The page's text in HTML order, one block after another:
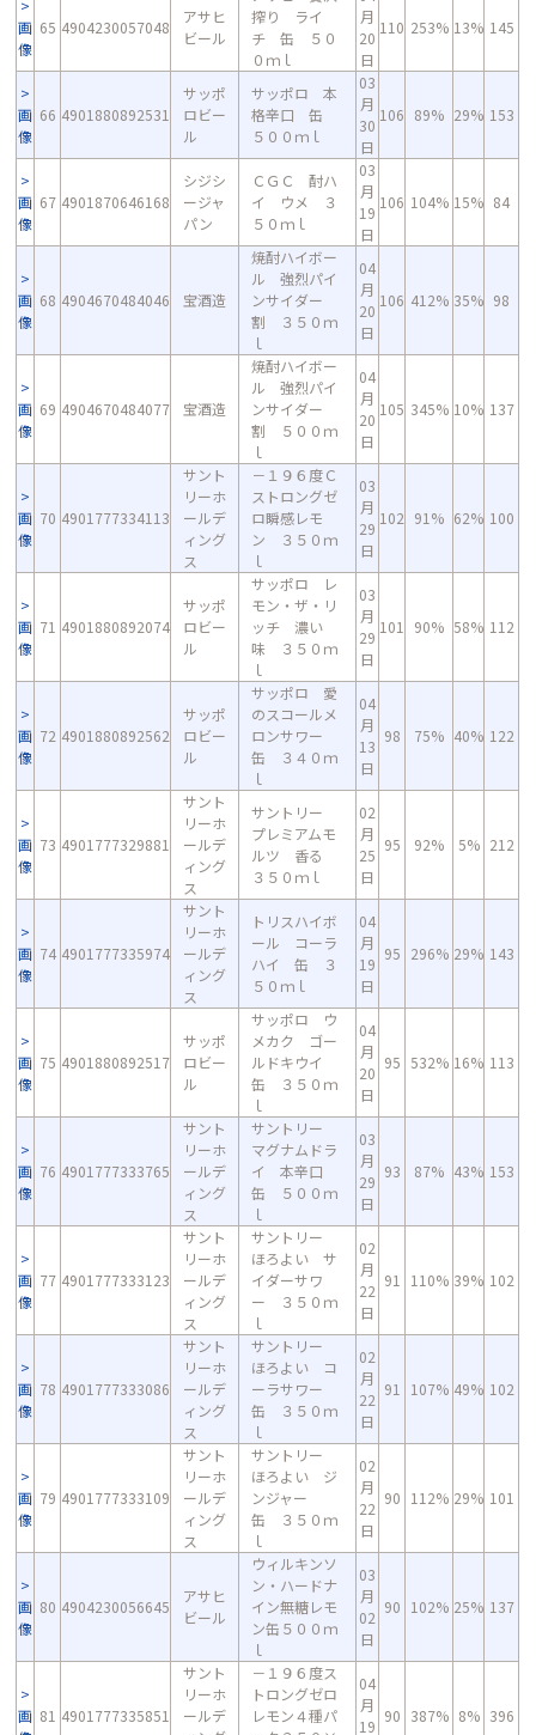
画
像
65 4904230057048
アサヒ
ビール
搾り ライ
チ 缶 ５０
０ｍｌ
月
20
日
110 253% 13% 145
画
像
66 4901880892531
サッポ
ロビー
ル
サッポロ 本
格辛口 缶
５００ｍｌ
03
月
30
日
106 89% 29% 153
画
像
67 4901870646168
シジシ
ージャ
パン
ＣＧＣ 酎ハ
イ ウメ ３
５０ｍｌ
03
月
19
日
106 104% 15% 84
画
像
68 4904670484046 宝酒造
焼酎ハイボー
ル 強烈パイ
ンサイダー
割 ３５０ｍ
ｌ
04
月
20
日
106 412% 35% 98
画
像
69 4904670484077 宝酒造
焼酎ハイボー
ル 強烈パイ
ンサイダー
割 ５００ｍ
ｌ
04
月
20
日
105 345% 10% 137
画
像
70 4901777334113
サント
リーホ
ールデ
ィング
ス
－１９６度Ｃ
ストロングゼ
ロ瞬感レモ
ン ３５０ｍ
ｌ
03
月
29
日
102 91% 62% 100
画
像
71 4901880892074
サッポ
ロビー
ル
サッポロ レ
モン・ザ・リ
ッチ 濃い
味 ３５０ｍ
ｌ
03
月
29
日
101 90% 58% 112
画
像
72 4901880892562
サッポ
ロビー
ル
サッポロ 愛
のスコールメ
ロンサワー
缶 ３４０ｍ
ｌ
04
月
13
日
98 75% 40% 122
画
像
73 4901777329881
サント
リーホ
ールデ
ィング
ス
サントリー
プレミアムモ
ルツ 香る
３５０ｍｌ
02
月
25
日
95 92% 5% 212
画
像
74 4901777335974
サント
リーホ
ールデ
ィング
ス
トリスハイボ
ール コーラ
ハイ 缶 ３
５０ｍｌ
04
月
19
日
95 296% 29% 143
画
像
75 4901880892517
サッポ
ロビー
ル
サッポロ ウ
メカク ゴー
ルドキウイ
缶 ３５０ｍ
ｌ
04
月
20
日
95 532% 16% 113
画
像
76 4901777333765
サント
リーホ
ールデ
ィング
ス
サントリー
マグナムドラ
イ 本辛口
缶 ５００ｍ
ｌ
03
月
29
日
93 87% 43% 153
画
像
77 4901777333123
サント
リーホ
ールデ
ィング
ス
サントリー
ほろよい サ
イダーサワ
ー ３５０ｍ
ｌ
02
月
22
日
91 110% 39% 102
画
像
78 4901777333086
サント
リーホ
ールデ
ィング
ス
サントリー
ほろよい コ
ーラサワー
缶 ３５０ｍ
ｌ
02
月
22
日
91 107% 49% 102
画
像
79 4901777333109
サント
リーホ
ールデ
ィング
ス
サントリー
ほろよい ジ
ンジャー
缶 ３５０ｍ
ｌ
02
月
22
日
90 112% 29% 101
画
像
80 4904230056645
アサヒ
ビール
ウィルキンソ
ン・ハードナ
イン無糖レモ
ン缶５００ｍ
ｌ
03
月
02
日
90 102% 25% 137
画 81 4901777335851
サント
リーホ
ールデ
－１９６度ス
トロングゼロ
レモン４種パ
04
月
19
90 387% 8% 396